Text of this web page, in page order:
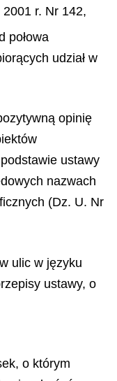
r. Nr 142,
połowa
udział w
opinię
ustawy
nazwach
(Dz. U. Nr
ulic w języku
ustawy, o
o którym